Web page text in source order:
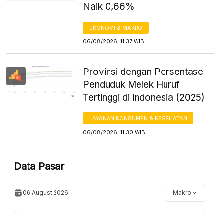
Naik 0,66%
EKONOMI & MAKRO
06/08/2026, 11:37 WIB
Provinsi dengan Persentase
Penduduk Melek Huruf
Tertinggi di Indonesia (2025)
LAYANAN KONSUMEN & KESEHATAN
06/08/2026, 11:30 WIB
Data Pasar
06 August 2026 Makro